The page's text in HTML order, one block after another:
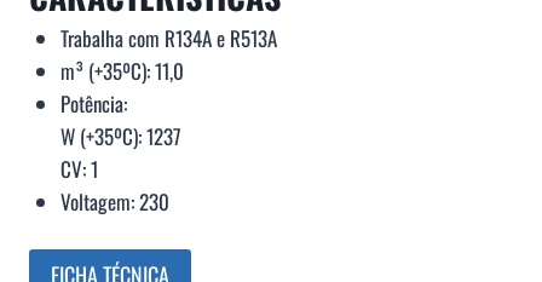
Trabalha com R134A e R513A
m³ (+35ºC): 11,0
Potência:
W (+35ºC): 1237
CV: 1
Voltagem: 230
FICHA TÉCNICA